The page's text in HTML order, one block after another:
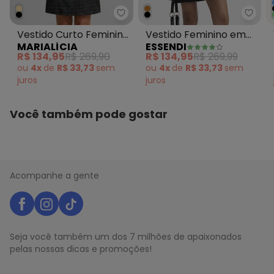
Marialícia - Vestido Curto
Vestido Curto Feminino
Tweed com Lurex
Preto
MARIALÍCIA
R$ 134,95R$ 269,90
ou 4x de R$ 33,73 sem
juros
Vestido Feminino em
Tricoline Madhi Preto
ESSENDI
R$ 134,95R$ 269,99
ou 4x de R$ 33,73 sem
juros
Você também pode gostar
Acompanhe a gente
Seja você também um dos 7 milhões de apaixonados
pelas nossas dicas e promoções!